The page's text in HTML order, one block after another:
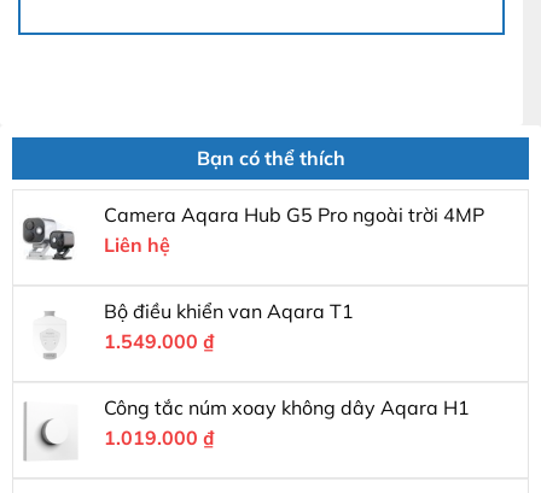
Bạn có thể thích
Camera Aqara Hub G5 Pro ngoài trời 4MP
Liên hệ
Bộ điều khiển van Aqara T1
1.549.000 ₫
Công tắc núm xoay không dây Aqara H1
1.019.000 ₫